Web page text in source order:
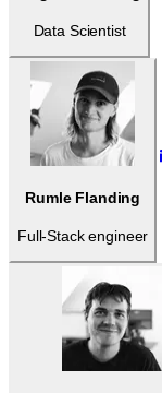
Data Scientist
Rumle Flanding
Full-Stack engineer